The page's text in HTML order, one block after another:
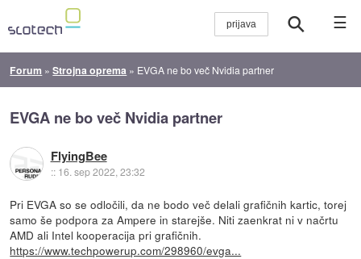
☰
Forum »Strojna oprema » EVGA ne bo več Nvidia partner
EVGA ne bo več Nvidia partner
FlyingBee
:: 16. sep 2022, 23:32
Pri EVGA so se odločili, da ne bodo več delali grafičnih kartic, torej
samo še podpora za Ampere in starejše. Niti zaenkrat ni v načrtu
AMD ali Intel kooperacija pri grafičnih.
https://www.techpowerup.com/298960/evga...